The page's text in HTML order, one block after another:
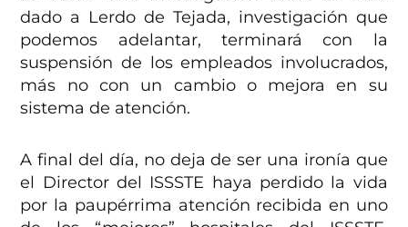
dado a Lerdo de Tejada, investigación que
podemos adelantar, terminará con la
suspensión de los empleados involucrados,
más no con un cambio o mejora en su
sistema de atención.
A final del día, no deja de ser una ironía que
el Director del ISSSTE haya perdido la vida
por la paupérrima atención recibida en uno